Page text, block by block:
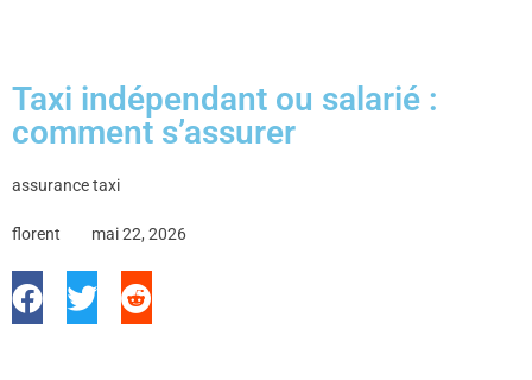
Taxi indépendant ou salarié :
comment s’assurer
assurance taxi
florent mai 22, 2026